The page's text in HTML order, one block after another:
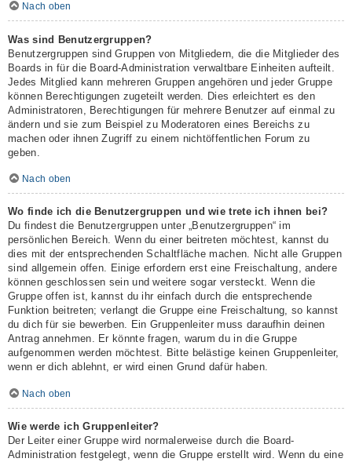
Nach oben
Was sind Benutzergruppen?
Benutzergruppen sind Gruppen von Mitgliedern, die die Mitglieder des
Boards in für die Board-Administration verwaltbare Einheiten aufteilt.
Jedes Mitglied kann mehreren Gruppen angehören und jeder Gruppe
können Berechtigungen zugeteilt werden. Dies erleichtert es den
Administratoren, Berechtigungen für mehrere Benutzer auf einmal zu
ändern und sie zum Beispiel zu Moderatoren eines Bereichs zu
machen oder ihnen Zugriff zu einem nichtöffentlichen Forum zu
geben.
Nach oben
Wo finde ich die Benutzergruppen und wie trete ich ihnen bei?
Du findest die Benutzergruppen unter „Benutzergruppen“ im
persönlichen Bereich. Wenn du einer beitreten möchtest, kannst du
dies mit der entsprechenden Schaltfläche machen. Nicht alle Gruppen
sind allgemein offen. Einige erfordern erst eine Freischaltung, andere
können geschlossen sein und weitere sogar versteckt. Wenn die
Gruppe offen ist, kannst du ihr einfach durch die entsprechende
Funktion beitreten; verlangt die Gruppe eine Freischaltung, so kannst
du dich für sie bewerben. Ein Gruppenleiter muss daraufhin deinen
Antrag annehmen. Er könnte fragen, warum du in die Gruppe
aufgenommen werden möchtest. Bitte belästige keinen Gruppenleiter,
wenn er dich ablehnt, er wird einen Grund dafür haben.
Nach oben
Wie werde ich Gruppenleiter?
Der Leiter einer Gruppe wird normalerweise durch die Board-
Administration festgelegt, wenn die Gruppe erstellt wird. Wenn du eine